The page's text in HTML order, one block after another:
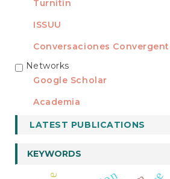
Turnitin
ISSUU
Conversaciones
REDES
Networks
Google Scholar
Academia
LATEST PUBLICATIONS
KEYWORDS